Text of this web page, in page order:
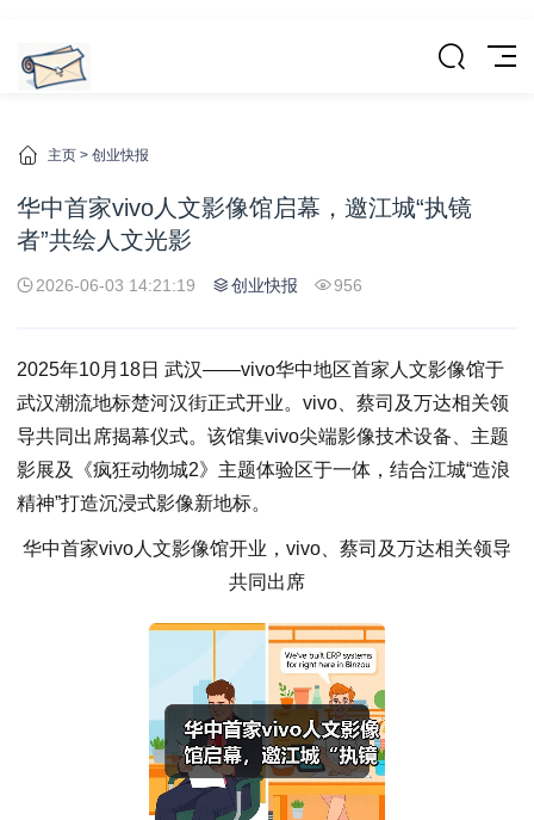
主页 > 创业快报
华中首家vivo人文影像馆启幕，邀江城“执镜
者”共绘人文光影
2026-06-03 14:21:19 创业快报 956
2025年10月18日 武汉——vivo华中地区首家人文影像馆于
武汉潮流地标楚河汉街正式开业。vivo、蔡司及万达相关领
导共同出席揭幕仪式。该馆集vivo尖端影像技术设备、主题
影展及《疯狂动物城2》主题体验区于一体，结合江城“造浪
精神”打造沉浸式影像新地标。
华中首家vivo人文影像馆开业，vivo、蔡司及万达相关领导
共同出席